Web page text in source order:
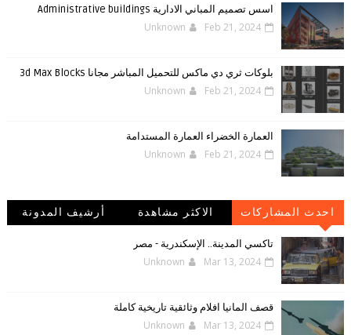
اسس تصميم المباني الادارية Administrative buildings
Unknown Feb 21, 2024
بلوكات ثري دي ماكس للتحميل المباشر مجانا 3d Max Blocks
Unknown Feb 21, 2024
العمارة الخضراء العمارة المستدامة
Unknown Feb 21, 2024
احدث المشاركات الاكثر مشاهدة
أرشيف المدونة
تاكسي المدينة.. الإسكندرية - مصر
Unknown Mar 13, 2024
قصف المانيا افلام وثائقية تاريخية كاملة
Unknown Mar 13, 2024